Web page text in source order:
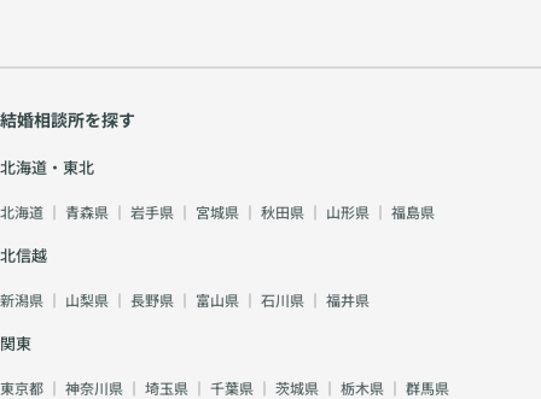
結婚相談所を探す
北海道・東北
北海道 ｜ 青森県 ｜ 岩手県 ｜ 宮城県 ｜ 秋田県 ｜ 山形県 ｜ 福島県
北信越
新潟県 ｜ 山梨県 ｜ 長野県 ｜ 富山県 ｜ 石川県 ｜ 福井県
関東
東京都 ｜ 神奈川県 ｜ 埼玉県 ｜ 千葉県 ｜ 茨城県 ｜ 栃木県 ｜ 群馬県